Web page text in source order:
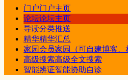
门户门户主页
论坛论坛主页
导读分类推送
精华精华汇总
家园会员家园（可自建博客
高级搜索高级全文搜索
智能辨证智能协助自诊